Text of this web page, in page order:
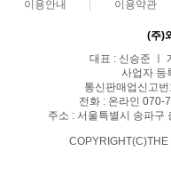
이용안내 이용약관
(주)
대표 : 신승준 ㅣ
사업자 등
통신판매업신고
전화 : 온라인 070-
주소 : 서울특별시 송파구
COPYRIGHT(C)THE